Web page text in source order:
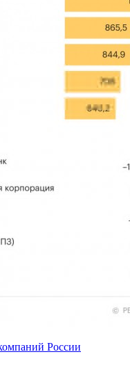
России